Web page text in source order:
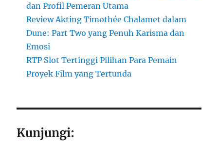
dan Profil Pemeran Utama
Review Akting Timothée Chalamet dalam
Dune: Part Two yang Penuh Karisma dan
Emosi
RTP Slot Tertinggi Pilihan Para Pemain
Proyek Film yang Tertunda
Kunjungi: